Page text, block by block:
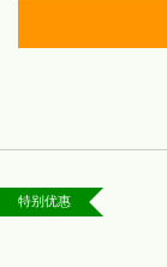
特别优惠